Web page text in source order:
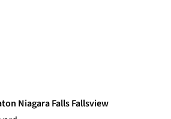
Niagara Falls Fallsview